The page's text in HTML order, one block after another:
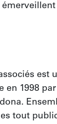
est
en 1998
tout